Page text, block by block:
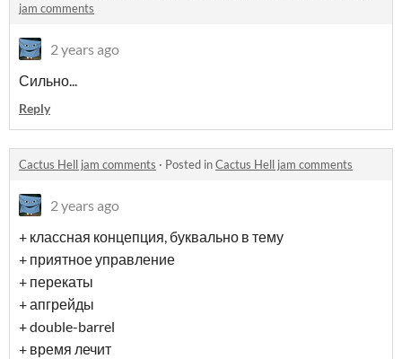
jam comments
2 years ago
Сильно...
Reply
Cactus Hell jam comments · Posted inCactus Hell jam comments
2 years ago
+ классная концепция, буквально в тему
+ приятное управление
+ перекаты
+ апгрейды
+ double-barrel
+ время лечит